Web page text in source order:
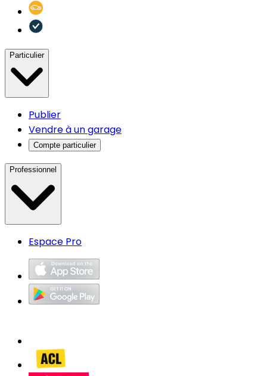
Particulier
Publier
Vendre à un garage
Compte particulier
Professionnel
Espace Pro